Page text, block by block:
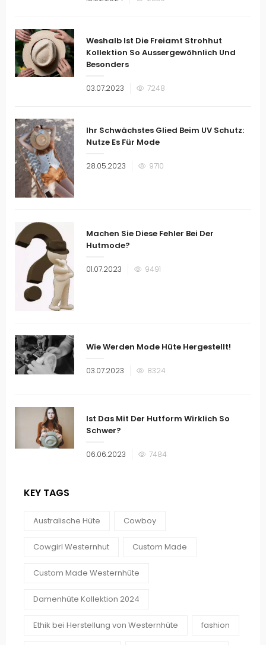
Weshalb Ist Die Freiamt Strohhut
Kollektion So Aussergewöhnlich Und
Besonders
Veröffentlicht
03.07.2023 7248
Ihr Schwächstes Glied Beim UV Schutz:
Nutze Es Für Mode
Veröffentlicht
28.05.2023 9710
Machen Sie Diese Fehler Bei Der
Hutmode?
Veröffentlicht
01.07.2023 9491
Wie Werden Mode Hüte Hergestellt!
Veröffentlicht
03.07.2023 8324
Ist Das Mit Der Hutform Wirklich So
Schwer?
Veröffentlicht
06.06.2023 7484
KEY TAGS
Australische Hüte Cowboy
Cowgirl Westernhut Custom Made
Custom Made Westernhüte
Damenhüte Kollektion 2024
Ethik bei Herstellung von Westernhüte fashion